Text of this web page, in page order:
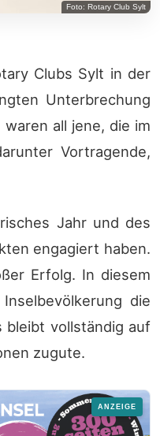
Foto: Rotary Club Sylt
Clubs Sylt in der
Unterbrechung
all jene, die im
Vortragende,
Jahr und des
engagiert haben.
Erfolg. In diesem
die
bleibt vollständig auf
zugute.